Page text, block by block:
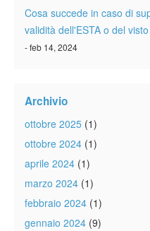
Cosa succede in caso di
validità dell'ESTA o del
- feb 14, 2024
Archivio
ottobre 2025 (1)
ottobre 2024 (1)
aprile 2024 (1)
marzo 2024 (1)
febbraio 2024 (1)
gennaio 2024 (9)